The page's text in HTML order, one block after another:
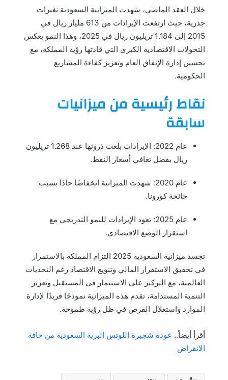
خلال العقد الماضي، شهدت الميزانية السعودية تغيرات
جذرية، حيث ارتفعت الإيرادات من 613 مليار ريال في
2015 إلى 1.184 تريليون ريال في 2025، وهذا النمو يعكس
التحولات الاقتصادية الكبرى التي قادتها رؤية المملكة، مع
تحسين إدارة الإنفاق العام وتعزيز كفاءة المشاريع
الحكومية.
نقاط رئيسية من ميزانيات
سابقة
عام 2022: الإيرادات بلغت ذروتها عند 1.268 تريليون
ريال بفضل تعافي أسعار النفط.
عام 2020: شهدت الميزانية انخفاضًا حادًا بسبب
جائحة كورونا.
عام 2025: تعود الإيرادات للنمو التدريجي مع
استقرار الوضع الاقتصادي.
تجسد ميزانية السعودية 2025 التزام المملكة بالاستمرار
في تحقيق الاستقرار المالي وتنويع الاقتصاد رغم التحديات
العالمية، مع التركيز على الاستثمار في المستقبل وتعزيز
التنمية المستدامة، تقدم هذه الميزانية نموذجًا فريدًا لإدارة
الموارد واستغلال الفرص في ظل رؤية طموحة.
أقرأ أيضاً.. عودة شجيرة اللوتس البرية السعودية من حافة
الانقراض